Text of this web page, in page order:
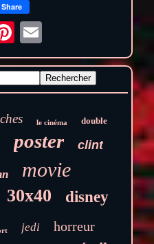
Share
le cinéma double
poster clint
movie
30x40 disney
jedi horreur